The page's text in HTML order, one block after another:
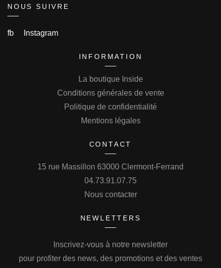
NOUS SUIVRE
fb Instagram
INFORMATION
La boutique Inside
Conditions générales de vente
Politique de confidentialité
Mentions légales
CONTACT
15 rue Massillon 63000 Clermont-Ferrand
04.73.91.07.75
Nous contacter
NEWLETTERS
Inscrivez-vous à notre newsletter
pour profiter des news, des promotions et des ventes